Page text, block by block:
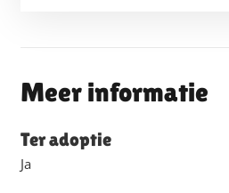
Meer informatie
Ter adoptie
Ja